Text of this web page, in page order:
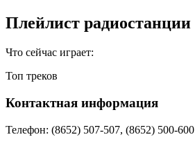
Плейлист радиостанции
Что сейчас играет:
Топ треков
Контактная информация
Телефон: (8652) 507-507, (8652) 500-600